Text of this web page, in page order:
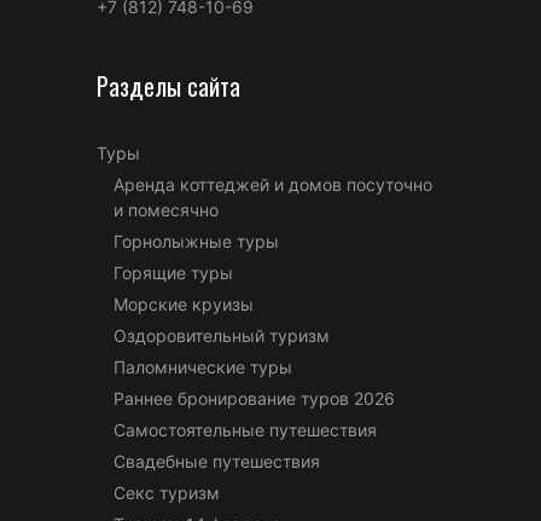
+7 (812) 748-10-69
Разделы сайта
Туры
Аренда коттеджей и домов посуточно
и помесячно
Горнолыжные туры
Горящие туры
Морские круизы
Оздоровительный туризм
Паломнические туры
Раннее бронирование туров 2026
Самостоятельные путешествия
Свадебные путешествия
Секс туризм